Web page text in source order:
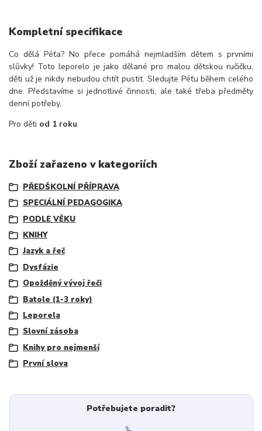
Kompletní specifikace
Co dělá Péťa? No přece pomáhá nejmladším dětem s prvními
slůvky! Toto leporelo je jako dělané pro malou dětskou ručičku,
děti už je nikdy nebudou chtít pustit. Sledujte Péťu během celého
dne. Představíme si jednotlivé činnosti, ale také třeba předměty
denní potřeby.
Pro děti od 1 roku.
Zboží zařazeno v kategoriích
PŘEDŠKOLNÍ PŘÍPRAVA
SPECIÁLNÍ PEDAGOGIKA
PODLE VĚKU
KNIHY
Jazyk a řeč
Dysfázie
Opožděný vývoj řeči
Batole (1-3 roky)
Leporela
Slovní zásoba
Knihy pro nejmenší
První slova
Potřebujete poradit?